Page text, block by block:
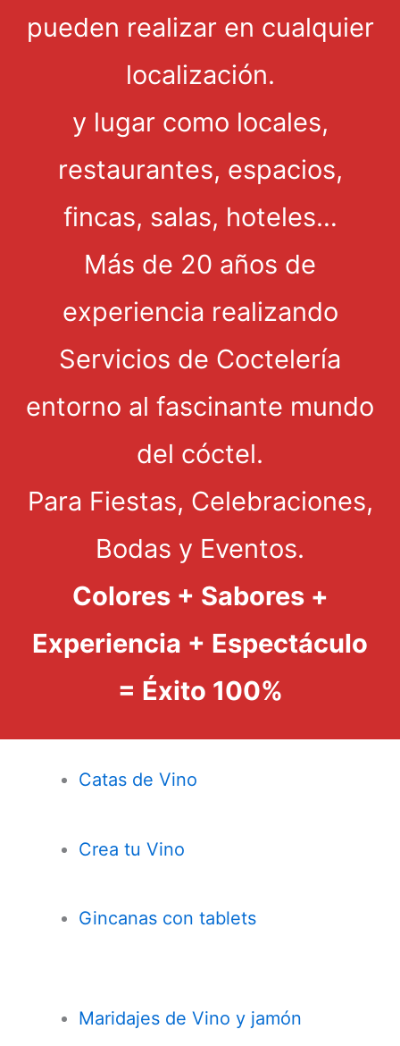
pueden realizar en cualquier
localización.
y lugar como locales,
restaurantes, espacios,
fincas, salas, hoteles…
Más de 20 años de
experiencia realizando
Servicios de Coctelería
entorno al fascinante mundo
del cóctel.
Para Fiestas, Celebraciones,
Bodas y Eventos.
Colores + Sabores +
Experiencia + Espectáculo
= Éxito 100%
Catas de Vino
Crea tu Vino
Gincanas con tablets
Maridajes de Vino y jamón